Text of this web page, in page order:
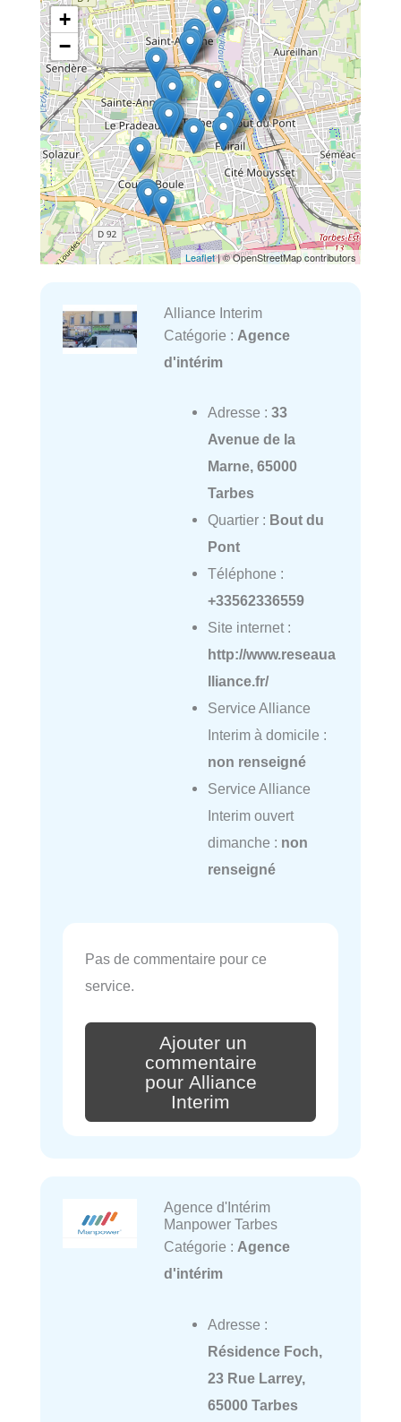
+
−
Leaflet| © OpenStreetMap contributors
Alliance Interim
Catégorie : Agence
d'intérim
Adresse : 33
Avenue de la
Marne, 65000
Tarbes
Quartier : Bout du
Pont
Téléphone :
+33562336559
Site internet :
http://www.reseaua
lliance.fr/
Service Alliance
Interim à domicile :
non renseigné
Service Alliance
Interim ouvert
dimanche : non
renseigné
Pas de commentaire pour ce
service.
Ajouter un
commentaire
pour Alliance
Interim
Agence d'Intérim
Manpower Tarbes
Catégorie : Agence
d'intérim
Adresse :
Résidence Foch,
23 Rue Larrey,
65000 Tarbes